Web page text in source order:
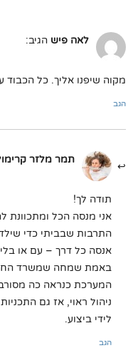
לאה פיש הגיב:
מקוה שיפנו אליך. כל הכבוד
הגב
תמר מלזר
תודה לך!
אני מנסה הכל ומתכוונת
התרבות שבביתי כדי
אנסה כל דרך – עם או
באמת שמחה שמשרד
המערכת כנראה כה
ניהול ראוי, אז גם
לידי ביצוע.
הגב